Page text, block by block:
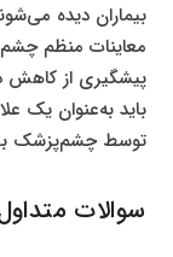
بیماران دیده
معاینات منظم
پیشگیری از کاهش
باید به‌عنوان یک
توسط چشم‌پزشک
سوالات